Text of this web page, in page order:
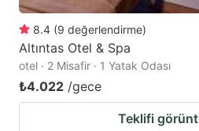
8.4 (9 değerlendirme)
Altıntas Otel & Spa
otel · 2 Misafir · 1 Yatak Odası
₺4.022 /gece
Teklifi